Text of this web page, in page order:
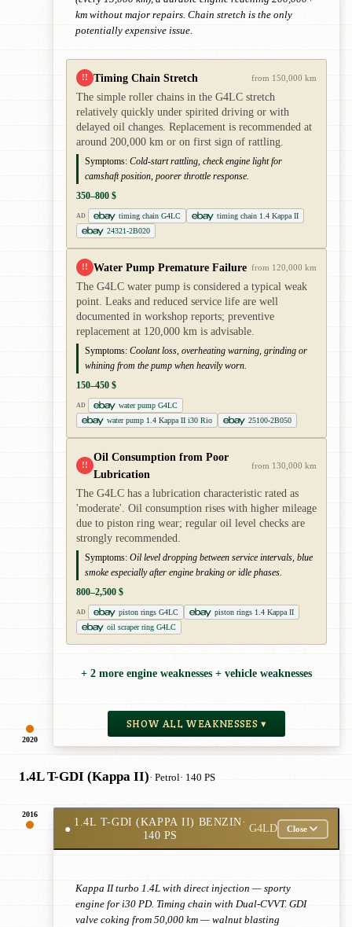
2020
km without major repairs. Chain stretch is the only
potentially expensive issue.
!! Timing Chain Stretch from 150,000 km
The simple roller chains in the G4LC stretch
relatively quickly under spirited driving or with
delayed oil changes. Replacement is recommended at
around 200,000 km or on first sign of rattling.
Symptoms: Cold-start rattling, check engine light for
camshaft position, poorer throttle response.
350–800 $
AD timing chain G4LC
timing chain 1.4 Kappa II
24321-2B020
!! Water Pump Premature Failure from 120,000 km
The G4LC water pump is considered a typical weak
point. Leaks and reduced service life are well
documented in workshop reports; preventive
replacement at 120,000 km is advisable.
Symptoms: Coolant loss, overheating warning, grinding or
whining from the pump when heavily worn.
150–450 $
AD
water pump G4LC
water pump 1.4 Kappa II i30 Rio
25100-2B050
!!
Oil Consumption from Poor
Lubrication
from 130,000 km
The G4LC has a lubrication characteristic rated as
'moderate'. Oil consumption rises with higher mileage
due to piston ring wear; regular oil level checks are
strongly recommended.
Symptoms: Oil level dropping between service intervals, blue
smoke especially after engine braking or idle phases.
800–2,500 $
AD piston rings G4LC
piston rings 1.4 Kappa II
oil scraper ring G4LC
+ 2 more engine weaknesses + vehicle weaknesses
SHOW ALL WEAKNESSES ▾
1.4L T-GDI (Kappa II)· Petrol· 140 PS
2016
●
1.4L T-GDI (KAPPA II) BENZIN·
140 PS
G4LD Close
Kappa II turbo 1.4L with direct injection — sporty
engine for i30 PD. Timing chain with Dual-CVVT. GDI
valve coking from 50,000 km — walnut blasting